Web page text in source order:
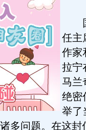
国
任主
作家
拉宁
马兰
绝密
举了
多问题。在这封